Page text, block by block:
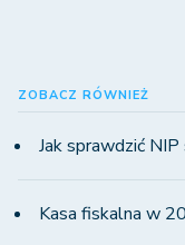
ZOBACZ RÓWNIEŻ
Jak sprawdzić
Kasa fiskalna w